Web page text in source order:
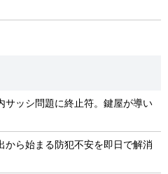
サッシ問題に終止符。鍵屋が導い
から始まる防犯不安を即日で解消